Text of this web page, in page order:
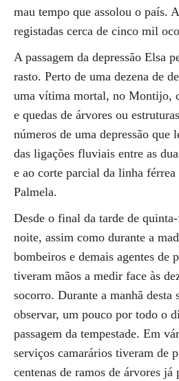
mau tempo que assolou o país.
registadas cerca de cinco mil
A passagem da depressão Elsa
rasto. Perto de uma dezena de
uma vítima mortal, no Montijo,
e quedas de árvores ou
números de uma depressão que
das ligações fluviais entre as
e ao corte parcial da linha férrea
Palmela.
Desde o final da tarde de
noite, assim como durante a
bombeiros e demais agentes de
tiveram mãos a medir face às
socorro. Durante a manhã desta
observar, um pouco por todo o
passagem da tempestade. Em
serviços camarários tiveram de
centenas de ramos de árvores já